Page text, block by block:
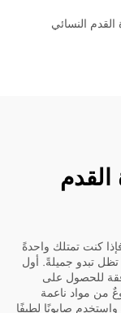
النسائي
القدم
فإذا كنت تمتلك واحدةً
تظل تبدو جميلةً. أول
للحصول على
من مواد ناعمة
صابونًا لطيفًا